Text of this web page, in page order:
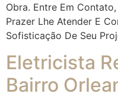
Obra. Entre Em
Prazer Lhe Atender E
Sofisticação De Seu
Eletricista
Bairro